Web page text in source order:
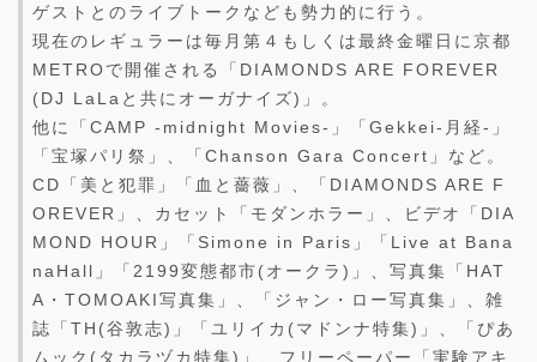
ゲストとのライブトークなども勢力的に行う。
現在のレギュラーは毎月第４もしくは最終金曜日に京都
METROで開催される「DIAMONDS ARE FOREVER
(DJ LaLaと共にオーガナイズ)」。
他に「CAMP -midnight Movies-」「Gekkei-月経-」
「宝塚パリ祭」、「Chanson Gara Concert」など。
CD「美と犯罪」「血と薔薇」、「DIAMONDS ARE F
OREVER」、カセット「モダンホラー」、ビデオ「DIA
MOND HOUR」「Simone in Paris」「Live at Bana
naHall」「2199変態都市(オークラ)」、写真集「HAT
A・TOMOAKI写真集」、「ジャン・ロー写真集」、雑
誌「TH(谷敦志)」「ユリイカ(マドンナ特集)」、「ぴあ
ムック(タカラヅカ特集)」、フリーペーパー「実験アキ